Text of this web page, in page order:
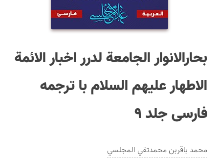
بحارالانوار الجامعة لدرر اخبار الائمة
الاطهار عليهم السلام با ترجمه
فارسی جلد ۹
محمد باقربن محمدتقي المجلسي